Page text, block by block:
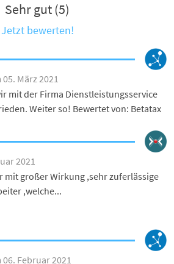
Sehr gut (5)
Jetzt bewerten!
05. März 2021
mit der Firma Dienstleistungsservice
Weiter so! Bewertet von: Betatax
2021
mit großer Wirkung ,sehr zuferlässige
,welche...
06. Februar 2021